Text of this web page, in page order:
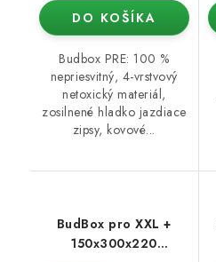
DO KOŠÍKA
Budbox PRE: 100 %
nepriesvitný, 4-vrstvový
netoxický materiál,
zosilnené hladko jazdiace
zipsy, kovové...
BudBox pro XXL +
150x300x220